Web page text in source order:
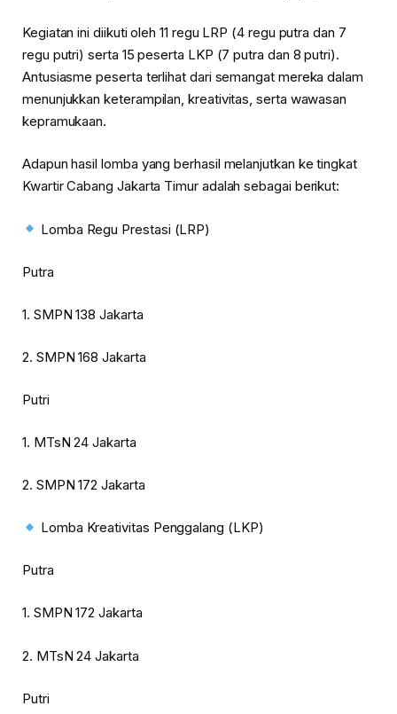
Kegiatan ini diikuti oleh 11 regu LRP (4 regu putra dan 7
regu putri) serta 15 peserta LKP (7 putra dan 8 putri).
Antusiasme peserta terlihat dari semangat mereka dalam
menunjukkan keterampilan, kreativitas, serta wawasan
kepramukaan.
Adapun hasil lomba yang berhasil melanjutkan ke tingkat
Kwartir Cabang Jakarta Timur adalah sebagai berikut:
Lomba Regu Prestasi (LRP)
Putra
1. SMPN 138 Jakarta
2. SMPN 168 Jakarta
Putri
1. MTsN 24 Jakarta
2. SMPN 172 Jakarta
Lomba Kreativitas Penggalang (LKP)
Putra
1. SMPN 172 Jakarta
2. MTsN 24 Jakarta
Putri